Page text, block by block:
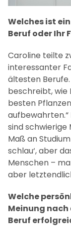
Welches ist
Beruf oder Ihr
Caroline teilte
interessanter
ältesten
beschreibt, wie
besten
sind schwierige
Maß an
schlau‘, aber
Menschen –
aber
Welche
Meinung
Beruf